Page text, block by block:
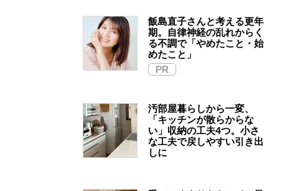
飯島直子さんと考える更年
期。自律神経の乱れからく
る不調で「やめたこと・始
めたこと」
PR
汚部屋暮らしから一変、
「キッチンが散らからな
い」収納の工夫4つ。小さ
な工夫で戻しやすい引き出
しに